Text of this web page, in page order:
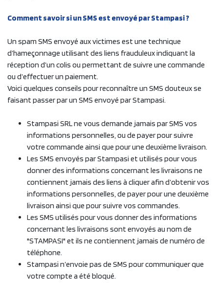
Comment savoir si un SMS est envoyé par Stampasi ?
Un spam SMS envoyé aux victimes est une technique
d’hameçonnage utilisant des liens frauduleux indiquant la
réception d’un colis ou permettant de suivre une commande
ou d’effectuer un paiement.
Voici quelques conseils pour reconnaître un SMS douteux se
faisant passer par un SMS envoyé par Stampasi.
Stampasi SRL ne vous demande jamais par SMS vos
informations personnelles, ou de payer pour suivre
votre commande ainsi que pour une deuxième livraison.
Les SMS envoyés par Stampasi et utilisés pour vous
donner des informations concernant les livraisons ne
contiennent jamais des liens à cliquer afin d’obtenir vos
informations personnelles, de payer pour une deuxième
livraison ainsi que pour suivre vos commandes.
Les SMS utilisés pour vous donner des informations
concernant les livraisons sont envoyés au nom de
"STAMPASI" et ils ne contiennent jamais de numéro de
téléphone.
Stampasi n’envoie pas de SMS pour communiquer que
votre compte a été bloqué.